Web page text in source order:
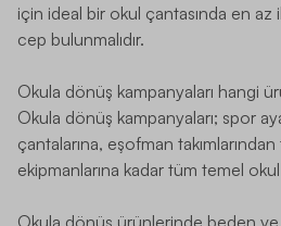
için ideal bir okul çantasında en
cep bulunmalıdır.
Okula dönüş kampanyaları hangi
Okula dönüş kampanyaları; spor
çantalarına, eşofman
ekipmanlarına kadar tüm temel okul
Okula dönüş ürünlerinde beden ve